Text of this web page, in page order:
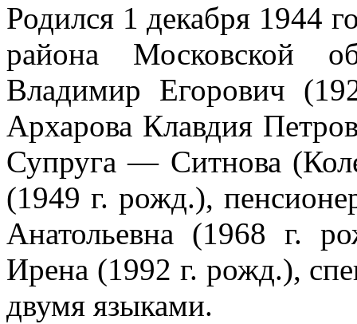
Родился 1 декабря 1944
района Московской
Владимир Егорович
Архарова Клавдия
Супруга — Ситнова
(1949 г. рожд.),
Анатольевна (1968 г.
Ирена (1992 г. рожд.),
двумя языками.